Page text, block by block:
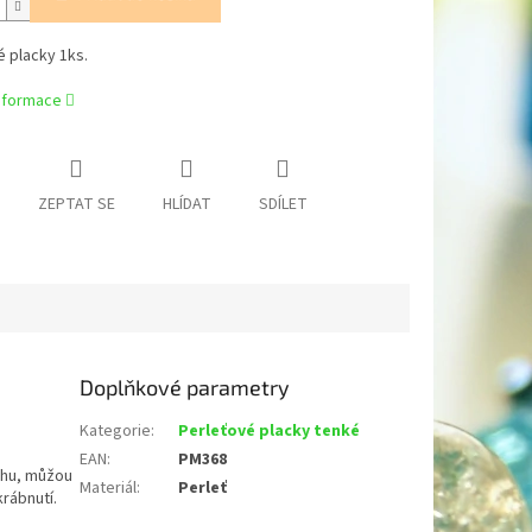
placky 1ks.
ZEPTAT SE HLÍDAT SDÍLET
můžou
Doplňkové parametry
Kategorie:
Perleťové placky tenké
EAN:
PM368
Materiál: Perleť